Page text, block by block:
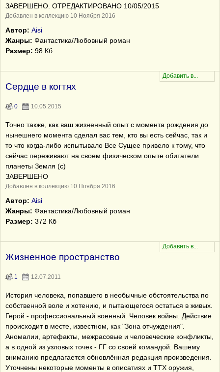
ЗАВЕРШЕНО. ОТРЕДАКТИРОВАНО 10/05/2015
Добавлен в коллекцию 10 Ноября 2016
Автор: Aisi
Жанры: Фантастика/Любовный роман
Размер: 98 Кб
Сердце в когтях
0 10.05.2015
Точно также, как ваш жизненный опыт с момента рождения до
нынешнего момента сделал вас тем, кто вы есть сейчас, так и
то что когда-либо испытывало Все Сущее привело к тому, что
сейчас переживают на своем физическом опыте обитатели
планеты Земля (с)
ЗАВЕРШЕНО
Добавлен в коллекцию 10 Ноября 2016
Автор: Aisi
Жанры: Фантастика/Любовный роман
Размер: 372 Кб
Жизненное пространство
1 12.07.2011
История человека, попавшего в необычные обстоятельства по
собственной воле и хотению, и пытающегося остаться в живых.
Герой - профессиональный военный. Человек войны. Действие
происходит в месте, известном, как "Зона отчуждения".
Аномалии, артефакты, межрасовые и человеческие конфликты,
а в одной из узловых точек - ГГ со своей командой. Вашему
вниманию предлагается обновлённая редакция произведения.
Уточнены некоторые моменты в описатиях и ТТХ оружия,